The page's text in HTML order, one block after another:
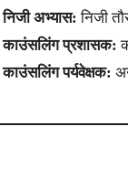
निजी अभ्यास: निजी
काउंसलिंग प्रशासक:
काउंसलिंग पर्यवेक्षक: